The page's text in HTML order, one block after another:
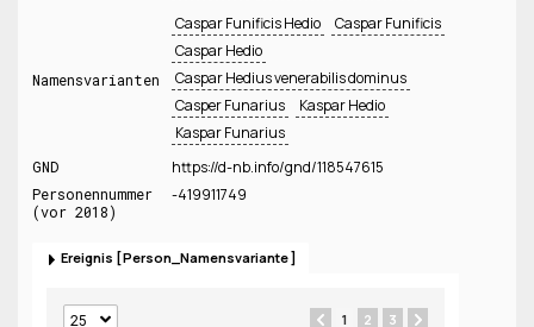
Namensvarianten
Caspar Funificis Hedio
Caspar Funificis
Caspar Hedio
Caspar Hedius venerabilis dominus
Casper Funarius
Kaspar Hedio
Kaspar Funarius
GND https://d-nb.info/gnd/118547615
Personennummer
(vor 2018)
-419911749
Ereignis Person_Namensvariante
1 2 3